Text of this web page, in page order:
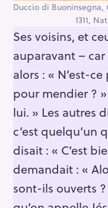
Duccio di Buoninsegna,
1311,
Ses voisins, et
auparavant –
alors : « N’est-
pour mendier ? »
lui. » Les autres
c’est quelqu’un
disait : « C’est
demandait : «
sont-ils ouverts